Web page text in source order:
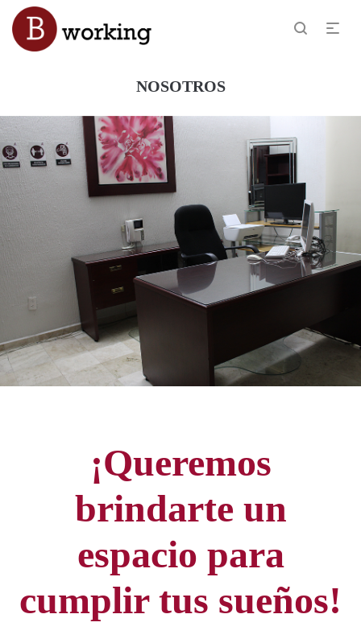
NOSOTROS
¡Queremos
brindarte un
espacio para
cumplir tus sueños!